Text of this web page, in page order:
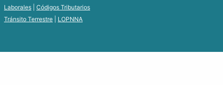
Laborales
Códigos Tributarios
Tránsito Terrestre
LOPNNA